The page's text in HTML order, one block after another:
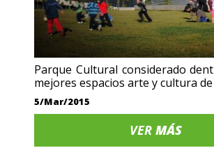
Parque Cultural considerado
mejores espacios arte y cultura
5/Mar/2015
VERMÁS